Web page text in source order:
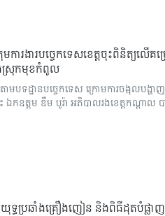
ារងារបច្ចេកទេសខេត្តចុះពិនិត្យលើ
ស្រុកមុខកំពូល
តាមបទដ្ឋានបច្ចេកទេស ក្រោមការចង្អុលប
កឧត្តម ឌឹម បូរ៉ា អភិបាលរងខេត្តកណ្តាល បា
រយុទ្ធប្រឆាំងគ្រឿងញៀន និងពិធីដុតបំផ្ល